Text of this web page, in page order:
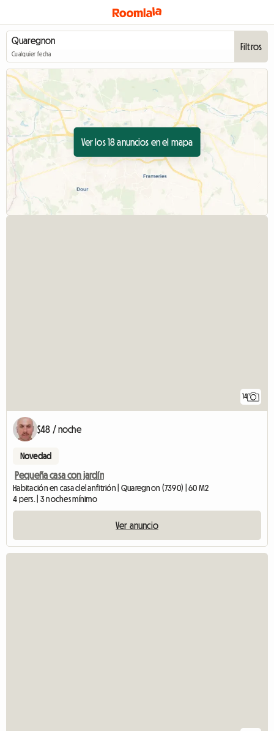
Cualquier fecha
Filtros
Ver los 18 anuncios en el mapa
14
$48 / noche
Novedad
Pequeña casa con jardín
Habitación en casa del anfitrión | Quaregnon (7390) | 60 M2
4 pers. | 3 noches mínimo
Ver anuncio